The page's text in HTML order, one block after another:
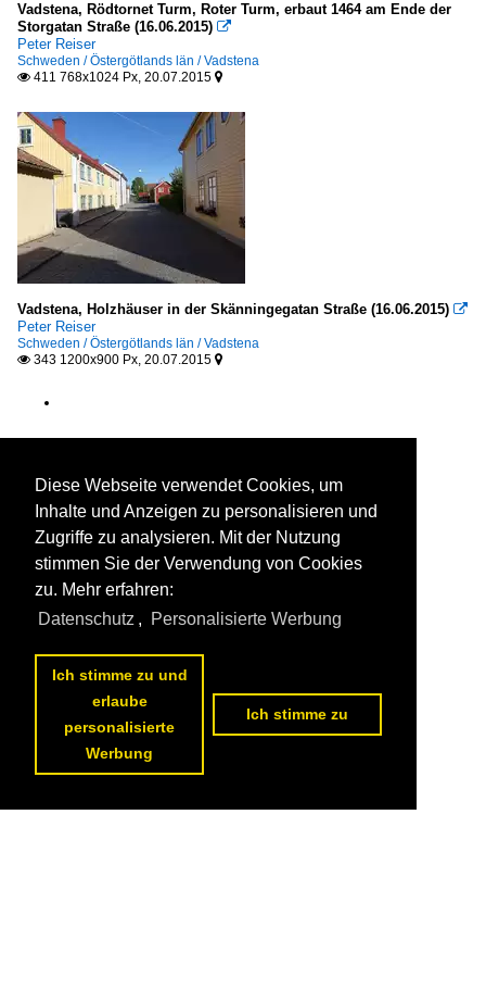
Vadstena, Rödtornet Turm, Roter Turm, erbaut 1464 am Ende der
Storgatan Straße (16.06.2015) 
Peter Reiser
Schweden / Östergötlands län / Vadstena
 411 768x1024 Px, 20.07.2015 
Vadstena, Holzhäuser in der Skänningegatan Straße (16.06.2015) 
Peter Reiser
Schweden / Östergötlands län / Vadstena
 343 1200x900 Px, 20.07.2015 
Diese Webseite verwendet Cookies, um
Inhalte und Anzeigen zu personalisieren und
Zugriffe zu analysieren. Mit der Nutzung
stimmen Sie der Verwendung von Cookies
zu. Mehr erfahren:
Datenschutz , Personalisierte Werbung
Ich stimme zu und
erlaube
personalisierte
Werbung
Ich stimme zu